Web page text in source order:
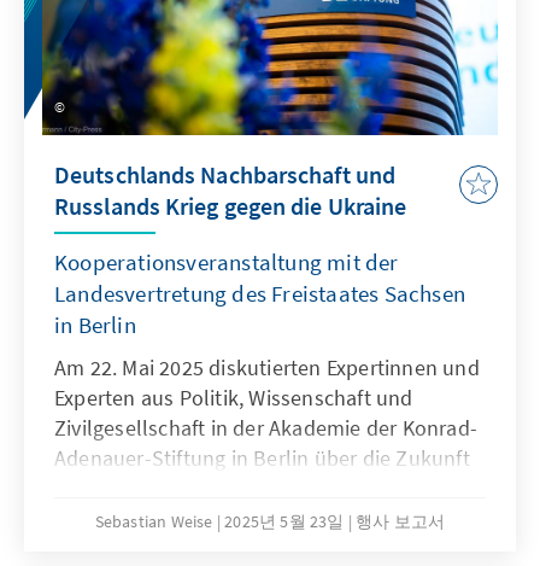
Deutschlands Nachbarschaft und
Russlands Krieg gegen die Ukraine
Kooperationsveranstaltung mit der
Landesvertretung des Freistaates Sachsen
in Berlin
Am 22. Mai 2025 diskutierten Expertinnen und
Experten aus Politik, Wissenschaft und
Zivilgesellschaft in der Akademie der Konrad-
Adenauer-Stiftung in Berlin über die Zukunft
russischen Angriffskrieges. Im Mittelpunkt
Sebastian Weise 2025년 5월 23일 행사 보고서